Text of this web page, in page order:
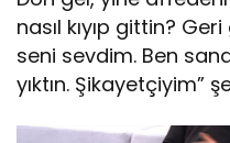
nasıl kıyıp gittin?
seni sevdim. Ben
yıktın. Şikayetçiyim”